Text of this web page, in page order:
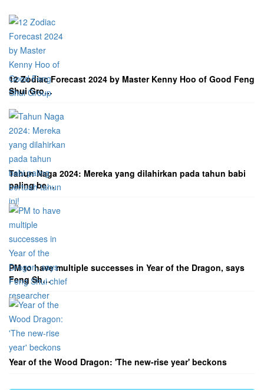
12 Zodiac Forecast 2024 by Master Kenny Hoo of Good Feng
Shui Gro…
Tahun Naga 2024: Mereka yang dilahirkan pada tahun babi
paling be…
PM to have multiple successes in Year of the Dragon, says
Feng Sh…
Year of the Wood Dragon: 'The new-rise year' beckons